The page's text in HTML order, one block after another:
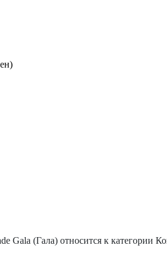
Gala (Гала) относится к категории